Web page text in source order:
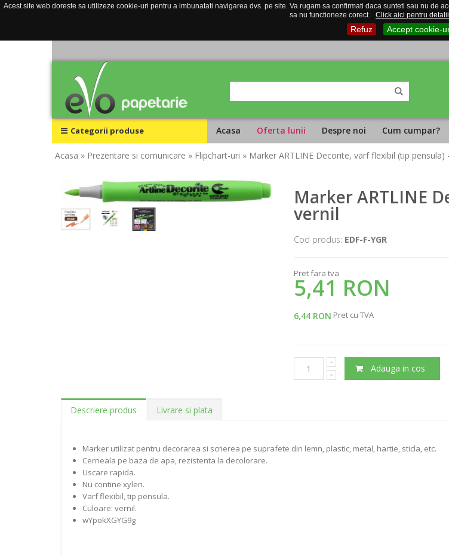
Acest site web doreste sa utilizeze cookie-uri pentru a imbunatati navigarea dvs. pe site. Va rugam sa confirmati daca sunteti sau nu
sa nu functioneze corect.
Click aici pentru
Refuz Accept cookie-
Categorii produse Acasa Oferta lunii Despre noi Cum cumpar?
Acasa » Prezentare si comunicare » Flipchart-uri » Marker ARTLINE Decorite, varf flexibil (tip pensula)
Marker ARTLINE
vernil
Cod produs: EDF-F-YGR
Pret fara tva
5,41 RON
6,44 RON Pret cu TVA
Adauga in cos
Descriere produs Livrare si plata
Marker utilizat pentru decorarea si scrierea pe suprafete din lemn, plastic, metal, hartie, sticla, etc.
Cerneala pe baza de apa, rezistenta la decolorare.
Uscare rapida.
Nu contine xylen.
Varf flexibil, tip pensula.
Culoare: vernil.
wYpokXGYG9g